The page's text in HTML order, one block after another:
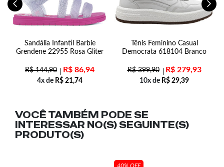
Sandália Infantil Barbie
Grendene 22955 Rosa Gliter
R$144,90 R$ 86,94
4x de R$ 21,74
Tênis Feminino Casual
Democrata 618104 Branco
R$399,90 R$279,93
10x de R$ 29,39
VOCÊ TAMBÉM PODE SE
INTERESSAR NO(S) SEGUINTE(S)
PRODUTO(S)
40% OFF